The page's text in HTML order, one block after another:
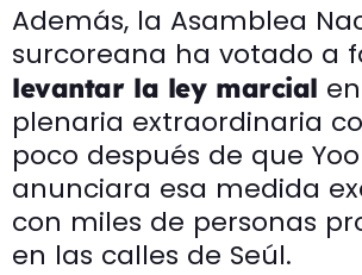
Además, la Asamblea
surcoreana ha votado a
levantar la ley marcial
plenaria extraordinaria
poco después de que
anunciara esa medida
con miles de personas
en las calles de Seúl.